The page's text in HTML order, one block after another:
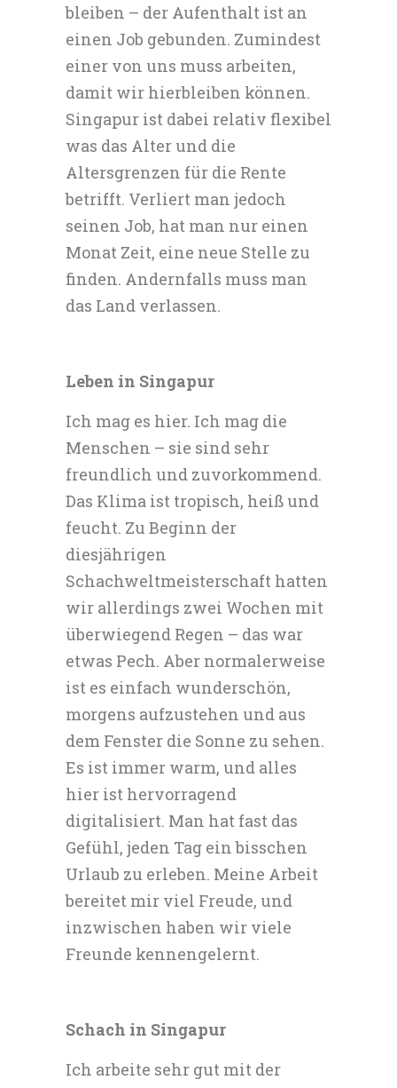
bleiben – der Aufenthalt ist an
einen Job gebunden. Zumindest
einer von uns muss arbeiten,
damit wir hierbleiben können.
Singapur ist dabei relativ flexibel
was das Alter und die
Altersgrenzen für die Rente
betrifft. Verliert man jedoch
seinen Job, hat man nur einen
Monat Zeit, eine neue Stelle zu
finden. Andernfalls muss man
das Land verlassen.
Leben in Singapur
Ich mag es hier. Ich mag die
Menschen – sie sind sehr
freundlich und zuvorkommend.
Das Klima ist tropisch, heiß und
feucht. Zu Beginn der
diesjährigen
Schachweltmeisterschaft hatten
wir allerdings zwei Wochen mit
überwiegend Regen – das war
etwas Pech. Aber normalerweise
ist es einfach wunderschön,
morgens aufzustehen und aus
dem Fenster die Sonne zu sehen.
Es ist immer warm, und alles
hier ist hervorragend
digitalisiert. Man hat fast das
Gefühl, jeden Tag ein bisschen
Urlaub zu erleben. Meine Arbeit
bereitet mir viel Freude, und
inzwischen haben wir viele
Freunde kennengelernt.
Schach in Singapur
Ich arbeite sehr gut mit der